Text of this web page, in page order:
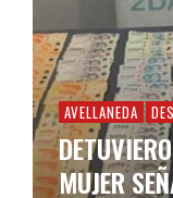
AVELLANEDA
MUJER